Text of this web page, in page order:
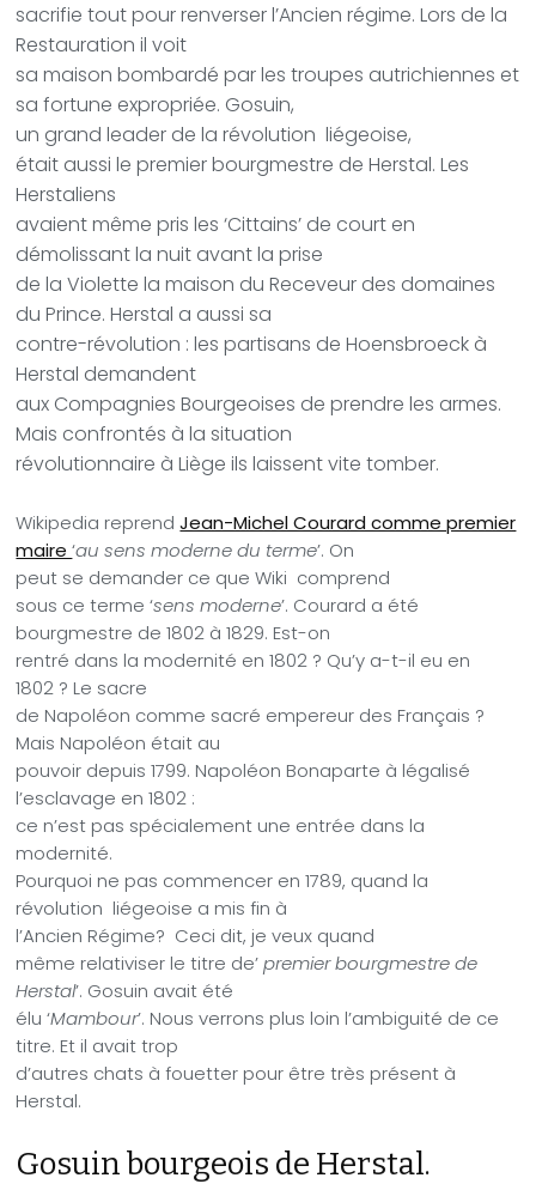
sacrifie tout pour renverser l’Ancien régime. Lors de la
Restauration il voit
sa maison bombardé par les troupes autrichiennes et
sa fortune expropriée. Gosuin,
un grand leader de la révolution liégeoise,
était aussi le premier bourgmestre de Herstal. Les
Herstaliens
avaient même pris les ‘Cittains’ de court en
démolissant la nuit avant la prise
de la Violette la maison du Receveur des domaines
du Prince. Herstal a aussi sa
contre-révolution : les partisans de Hoensbroeck à
Herstal demandent
aux Compagnies Bourgeoises de prendre les armes.
Mais confrontés à la situation
révolutionnaire à Liège ils laissent vite tomber.
Wikipedia reprendJean-Michel Courard comme premier
maire‘au sens moderne du terme’. On
peut se demander ce que Wiki comprend
sous ce terme ‘sens moderne’. Courard a été
bourgmestre de 1802 à 1829. Est-on
rentré dans la modernité en 1802 ? Qu’y a-t-il eu en
1802 ? Le sacre
de Napoléon comme sacré empereur des Français ?
Mais Napoléon était au
pouvoir depuis 1799. Napoléon Bonaparte à légalisé
l’esclavage en 1802 :
ce n’est pas spécialement une entrée dans la
modernité.
Pourquoi ne pas commencer en 1789, quand la
révolution liégeoise a mis fin à
l’Ancien Régime? Ceci dit, je veux quand
même relativiser le titre de’premier bourgmestre de
Herstal’. Gosuin avait été
élu ‘Mambour’. Nous verrons plus loin l’ambiguité de ce
titre. Et il avait trop
d’autres chats à fouetter pour être très présent à
Herstal.
Gosuin bourgeois de Herstal.